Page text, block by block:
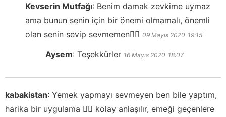
Kevserin Mutfağı: Benim damak zevkime uymaz
ama bunun senin için bir önemi olmamalı, önemli
olan senin sevip sevmemen👍🏻 09 Mayıs 2020 19:15
Aysem: Teşekkürler 16 Mayıs 2020 18:07
kabakistan: Yemek yapmayı sevmeyen ben bile yaptım,
harika bir uygulama 👍🏻 kolay anlaşılır, emeği geçenlere